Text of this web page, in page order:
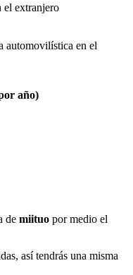
el extranjero
automovilística en el
año)
de miituo por medio el
así tendrás una misma